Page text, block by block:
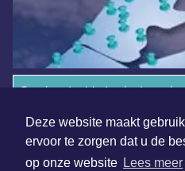
Deze website maakt
ervoor te zorgen dat u de
op onze website Lees meer
Overige dagbladen in de regio
Algemene voorwaarden
Disclaimer